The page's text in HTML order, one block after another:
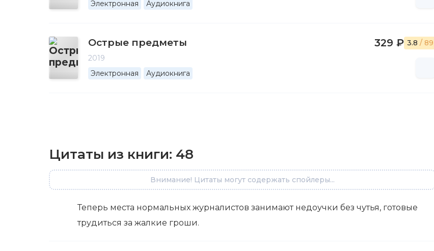
Электронная
Аудиокнига
Острые предметы
2019
Электронная
Аудиокнига
329 ₽ 3.8 / 89
Цитаты из книги: 48
Внимание! Цитаты могут содержать спойлеры...
Теперь места нормальных журналистов занимают недоучки без чутья, готовые
трудиться за жалкие гроши.